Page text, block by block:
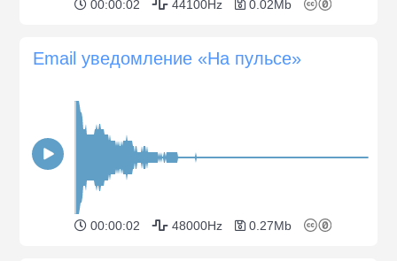
00:00:02 44100Hz 0.02Mb
Email уведомление «На пульсе»
00:00:02 48000Hz 0.27Mb